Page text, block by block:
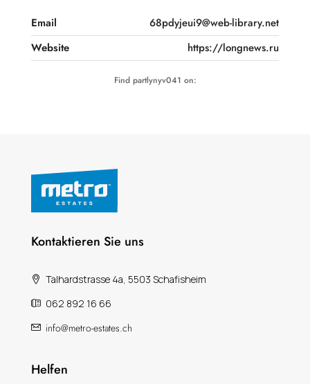
Email
68pdyjeui9@web-library.net
Website
https://longnews.ru
Find partlynyv041 on:
Kontaktieren Sie uns
Talhardstrasse 4a, 5503 Schafisheim
062 892 16 66
info@metro-estates.ch
Helfen